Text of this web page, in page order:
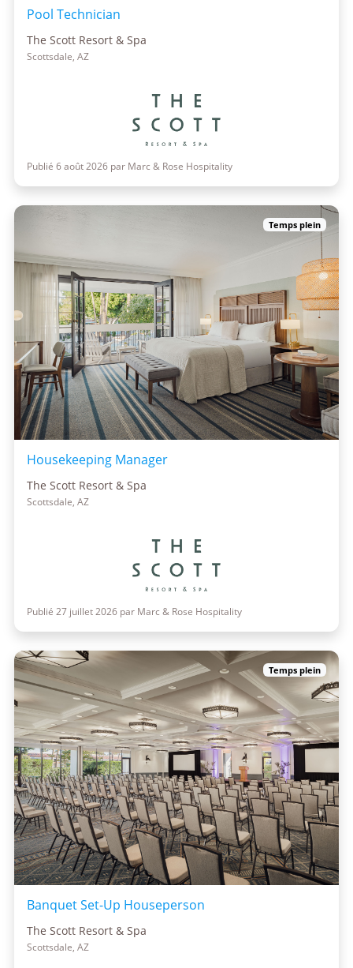
Pool Technician
The Scott Resort & Spa
Scottsdale, AZ
Publié 6 août 2026 par Marc & Rose Hospitality
Temps plein
Housekeeping Manager
The Scott Resort & Spa
Scottsdale, AZ
Publié 27 juillet 2026 par Marc & Rose Hospitality
Temps plein
Banquet Set-Up Houseperson
The Scott Resort & Spa
Scottsdale, AZ